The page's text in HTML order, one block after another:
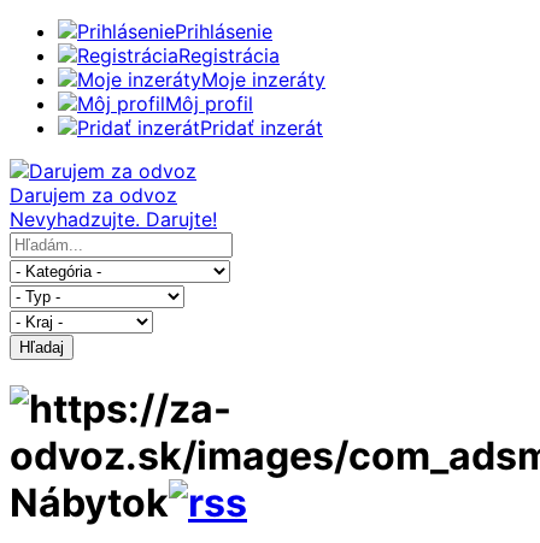
Prihlásenie
Registrácia
Moje inzeráty
Môj profil
Pridať inzerát
Darujem za odvoz
Nevyhadzujte. Darujte!
Hľadaj
Nábytok